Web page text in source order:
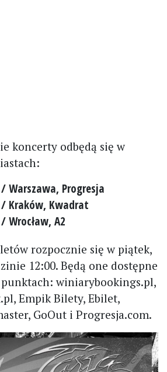
koncerty odbędą się w
Warszawa, Progresja
/ Kraków, Kwadrat
Wrocław, A2
rozpocznie się w piątek,
12:00. Będą one dostępne
winiarybookings.pl,
Empik Bilety, Ebilet,
GoOut i Progresja.com.